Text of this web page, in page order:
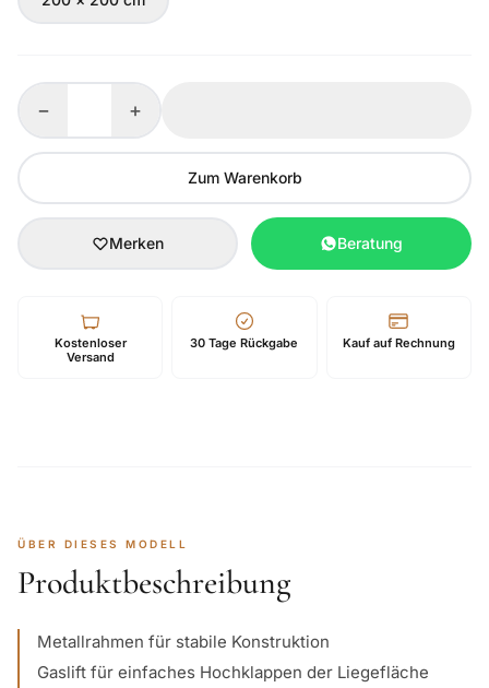
− +
Zum Warenkorb
Merken Beratung
Kostenloser
Versand
30 Tage Rückgabe Kauf auf Rechnung
ÜBER DIESES MODELL
Produktbeschreibung
Metallrahmen für stabile Konstruktion
Gaslift für einfaches Hochklappen der Liegefläche